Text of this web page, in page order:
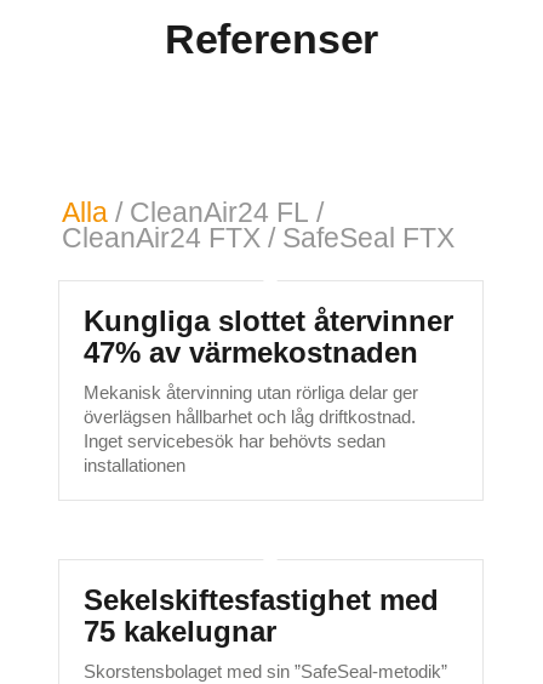
Referenser
Alla / CleanAir24 FL /
CleanAir24 FTX / SafeSeal FTX
Kungliga slottet återvinner
47% av värmekostnaden
Mekanisk återvinning utan rörliga delar ger
överlägsen hållbarhet och låg driftkostnad.
Inget servicebesök har behövts sedan
installationen
Sekelskiftesfastighet med
75 kakelugnar
Skorstensbolaget med sin ”SafeSeal-metodik”